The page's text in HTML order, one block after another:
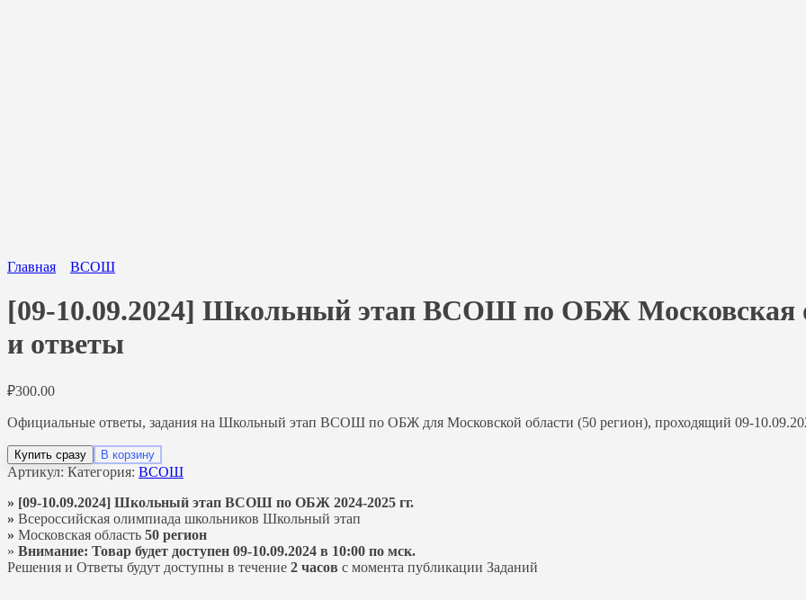
Главная ВСОШ
[09-10.09.2024] Школьный этап ВСОШ по ОБЖ Московская
и ответы
₽300.00
Официальные ответы, задания на Школьный этап ВСОШ по ОБЖ для Московской области (50 регион), проходящий 09-
Купить сразу В корзину
Артикул: Категория: ВСОШ
» [09-10.09.2024] Школьный этап ВСОШ по ОБЖ 2024-2025 гг.
» Всероссийская олимпиада школьников Школьный этап
» Московская область 50 регион
» Внимание: Товар будет доступен 09-10.09.2024 в 10:00 по мск.
Решения и Ответы будут доступны в течение 2 часов с момента публикации Заданий